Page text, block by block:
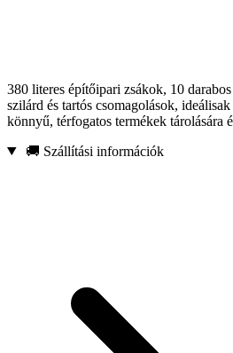
380 literes építőipari zsákok, 10
szilárd és tartós csomagolások,
könnyű, térfogatos termékek tárolására
🚚 Szállítási információk